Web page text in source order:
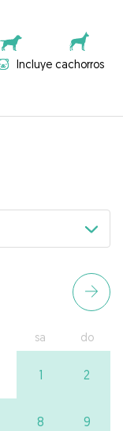
Incluye cachorros
sa do
1 2
8 9